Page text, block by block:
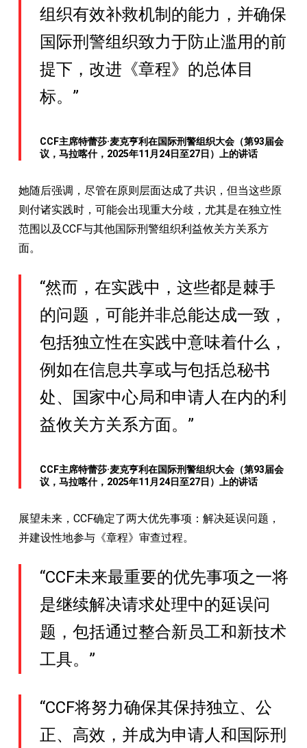
组织有效补救机制的能力，并确保
国际刑警组织致力于防止滥用的前
提下，改进《章程》的总体目
标。”
CCF主席特蕾莎·麦克亨利在国际刑警组织大会（第93届会
议，马拉喀什，2025年11月24日至27日）上的讲话
她随后强调，尽管在原则层面达成了共识，但当这些原
则付诸实践时，可能会出现重大分歧，尤其是在独立性
范围以及CCF与其他国际刑警组织利益攸关方关系方
面。
“然而，在实践中，这些都是棘手
的问题，可能并非总能达成一致，
包括独立性在实践中意味着什么，
例如在信息共享或与包括总秘书
处、国家中心局和申请人在内的利
益攸关方关系方面。”
CCF主席特蕾莎·麦克亨利在国际刑警组织大会（第93届会
议，马拉喀什，2025年11月24日至27日）上的讲话
展望未来，CCF确定了两大优先事项：解决延误问题，
并建设性地参与《章程》审查过程。
“CCF未来最重要的优先事项之一将
是继续解决请求处理中的延误问
题，包括通过整合新员工和新技术
工具。”
“CCF将努力确保其保持独立、公
正、高效，并成为申请人和国际刑